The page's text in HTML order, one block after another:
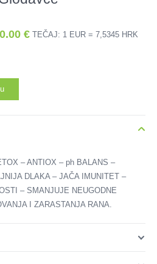
€.
€Trenutna
TEČAJ: 1 EUR = 7,5345 HRK
– ANTIOX – ph BALANS –
DLAKA – JAČA IMUNITET –
– SMANJUJE NEUGODNE
I ZARASTANJA RANA.